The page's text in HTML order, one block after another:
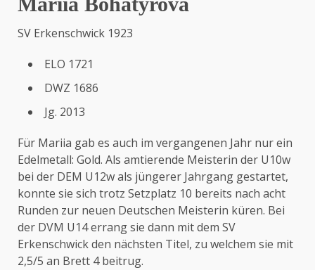
SV Erkenschwick 1923
ELO 1721
DWZ 1686
Jg. 2013
Für Mariia gab es auch im vergangenen Jahr nur ein
Edelmetall: Gold. Als amtierende Meisterin der U10w
bei der DEM U12w als jüngerer Jahrgang gestartet,
konnte sie sich trotz Setzplatz 10 bereits nach acht
Runden zur neuen Deutschen Meisterin küren. Bei
der DVM U14 errang sie dann mit dem SV
Erkenschwick den nächsten Titel, zu welchem sie mit
2,5/5 an Brett 4 beitrug.